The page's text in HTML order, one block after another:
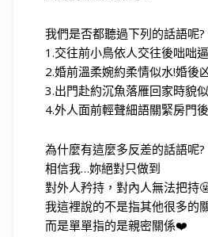
我們是否都聽過下列的話語呢?
1.交往前小鳥依人交往後咄咄
2.婚前溫柔婉約柔情似水!婚後
3.出門赴約沉魚落雁回家時貌
4.外人面前輕聲細語關緊房門
為什麼有這麼多反差的話語呢?
相信我…妳絕對只做到
對外人矜持，對內人無法把持
我這裡說的不是指其他很多的
而是單單指的是親密關係❤️